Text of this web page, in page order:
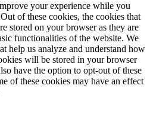
your experience while you
of these cookies, the cookies that
stored on your browser as they are
functionalities of the website. We
help us analyze and understand how
will be stored in your browser
have the option to opt-out of these
of these cookies may have an effect